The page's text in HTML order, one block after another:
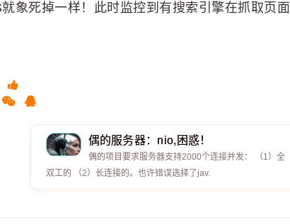
象死掉一样！此时监控到有搜索引擎在抓取页面
偶的服务器：nio,困惑！
偶的项目要求服务器支持2000个连接并发： （1）全
双工的 （2）长连接的。也许错误选择了jav.